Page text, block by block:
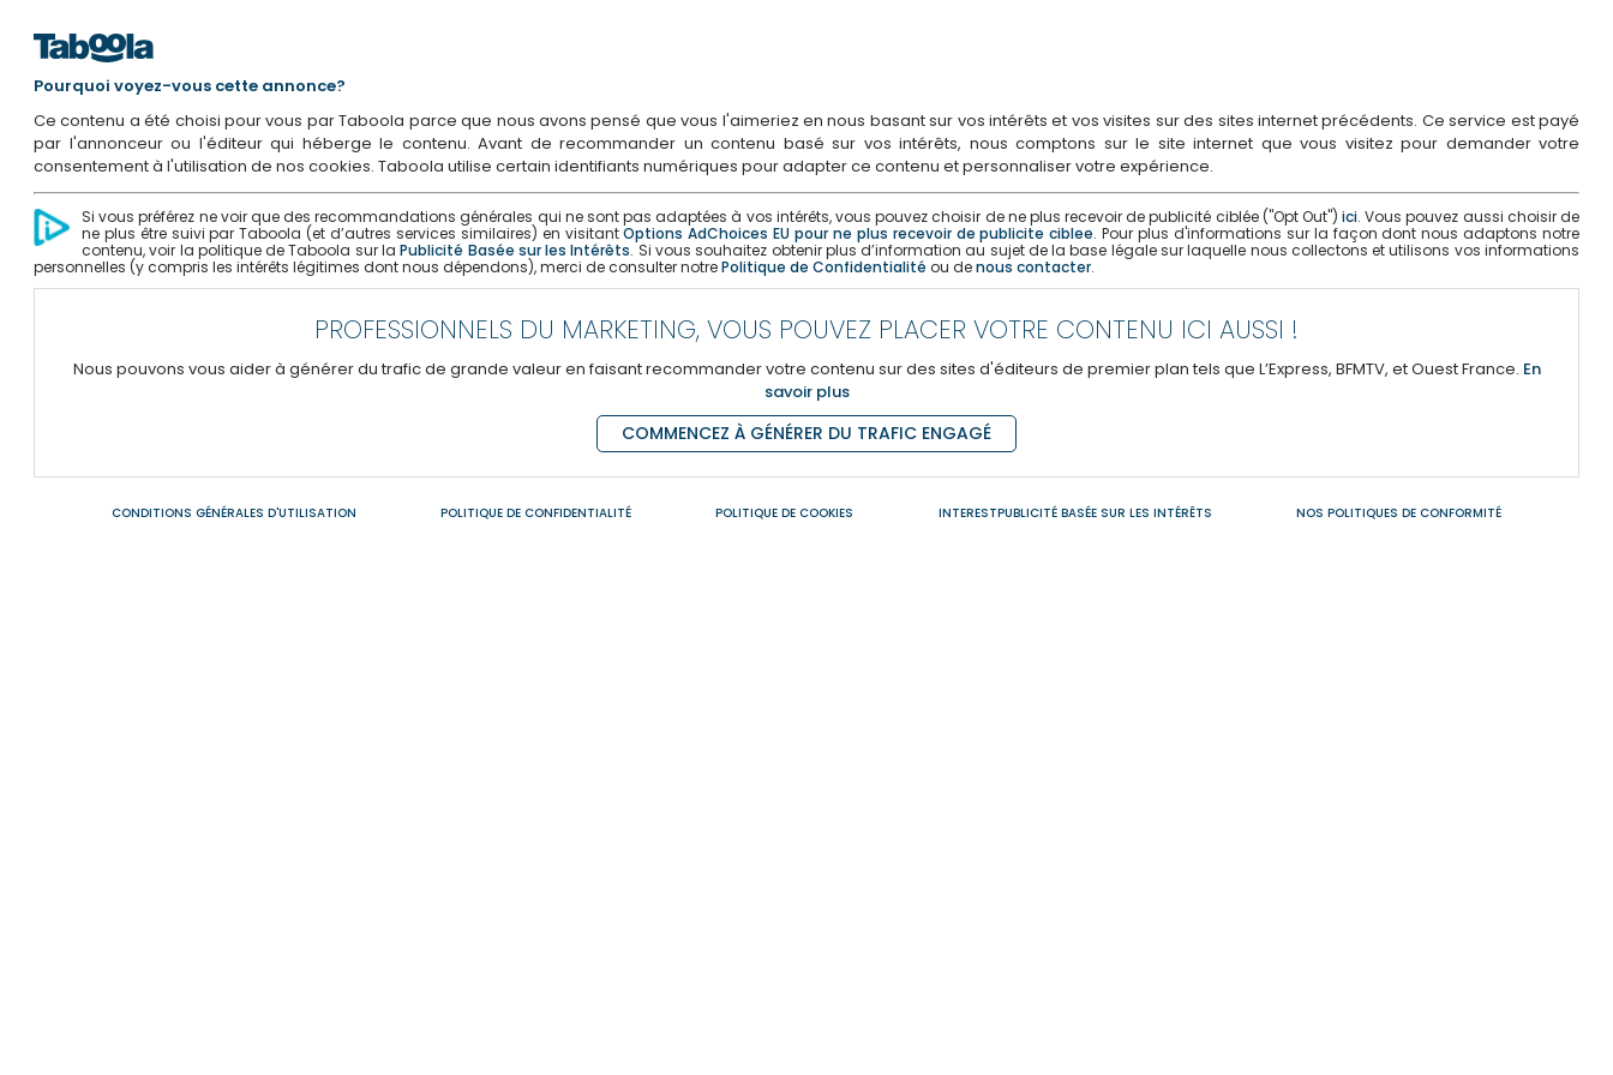
Pourquoi voyez-vous cette annonce?
Ce contenu a été choisi pour vous par Taboola parce que nous avons pensé que vous l'aimeriez en nous basant sur vos intérêts et vos visites sur des sites internet précédents. Ce service est payé
par l'annonceur ou l'éditeur qui héberge le contenu. Avant de recommander un contenu basé sur vos intérêts, nous comptons sur le site internet que vous visitez pour demander votre
consentement à l'utilisation de nos cookies. Taboola utilise certain identifiants numériques pour adapter ce contenu et personnaliser votre expérience.
Si vous préférez ne voir que des recommandations générales qui ne sont pas adaptées à vos intérêts, vous pouvez choisir de ne plus recevoir de publicité ciblée ("Opt Out")ici. Vous pouvez aussi choisir de
ne plus être suivi par Taboola (et d’autres services similaires) en visitantOptions AdChoices EU pour ne plus recevoir de publicite ciblee. Pour plus d'informations sur la façon dont nous adaptons notre
contenu, voir la politique de Taboola sur laPublicité Basée sur les Intérêts. Si vous souhaitez obtenir plus d’information au sujet de la base légale sur laquelle nous collectons et utilisons vos informations
personnelles (y compris les intérêts légitimes dont nous dépendons), merci de consulter notrePolitique de Confidentialité ou denous contacter.
PROFESSIONNELS DU MARKETING, VOUS POUVEZ PLACER VOTRE CONTENU ICI AUSSI !
Nous pouvons vous aider à générer du trafic de grande valeur en faisant recommander votre contenu sur des sites d'éditeurs de premier plan tels que L’Express, BFMTV, et Ouest France. En
savoir plus
COMMENCEZ À GÉNÉRER DU TRAFIC ENGAGÉ
CONDITIONS GÉNÉRALES D'UTILISATION POLITIQUE DE CONFIDENTIALITÉ POLITIQUE DE COOKIES INTERESTPUBLICITÉ BASÉE SUR LES INTÉRÊTS NOS POLITIQUES DE CONFORMITÉ